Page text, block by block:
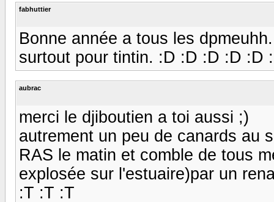
fabhuttier
Bonne année a tous les
surtout pour tintin. :D :D :D :D :D
aubrac
merci le djiboutien a toi aussi ;)
autrement un peu de canards au
RAS le matin et comble de tous
explosée sur l'estuaire)par un
:T :T :T